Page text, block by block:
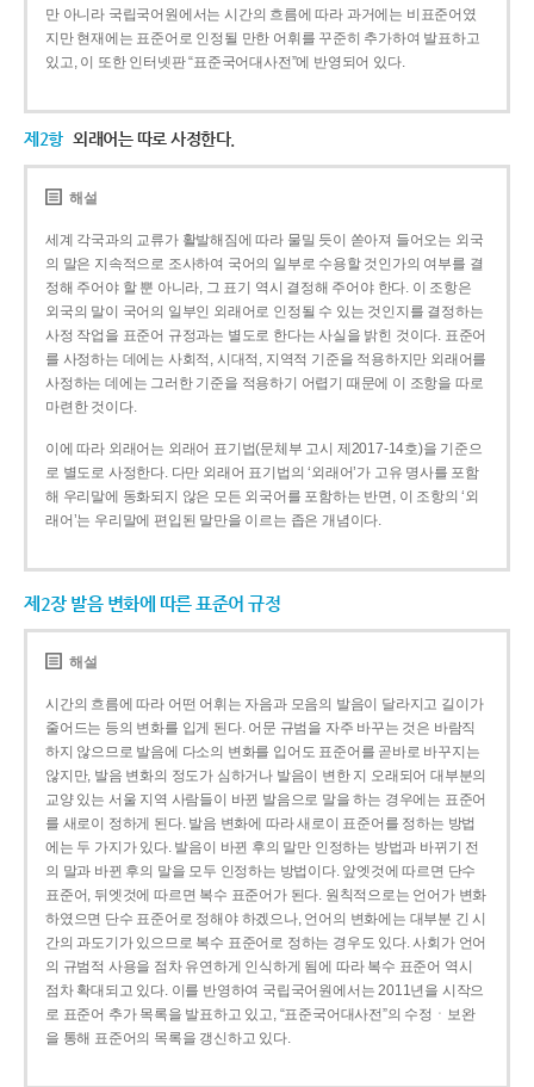
만 아니라 국립국어원에서는 시간의 흐름에 따라 과거에는 비표준어였
지만 현재에는 표준어로 인정될 만한 어휘를 꾸준히 추가하여 발표하고
있고, 이 또한 인터넷판 “표준국어대사전”에 반영되어 있다.
제2항 외래어는 따로 사정한다.
해설
세계 각국과의 교류가 활발해짐에 따라 물밀 듯이 쏟아져 들어오는 외국
의 말은 지속적으로 조사하여 국어의 일부로 수용할 것인가의 여부를 결
정해 주어야 할 뿐 아니라, 그 표기 역시 결정해 주어야 한다. 이 조항은
외국의 말이 국어의 일부인 외래어로 인정될 수 있는 것인지를 결정하는
사정 작업을 표준어 규정과는 별도로 한다는 사실을 밝힌 것이다. 표준어
를 사정하는 데에는 사회적, 시대적, 지역적 기준을 적용하지만 외래어를
사정하는 데에는 그러한 기준을 적용하기 어렵기 때문에 이 조항을 따로
마련한 것이다.
이에 따라 외래어는 외래어 표기법(문체부 고시 제2017-14호)을 기준으
로 별도로 사정한다. 다만 외래어 표기법의 ‘외래어’가 고유 명사를 포함
해 우리말에 동화되지 않은 모든 외국어를 포함하는 반면, 이 조항의 ‘외
래어’는 우리말에 편입된 말만을 이르는 좁은 개념이다.
제2장 발음 변화에 따른 표준어 규정
해설
시간의 흐름에 따라 어떤 어휘는 자음과 모음의 발음이 달라지고 길이가
줄어드는 등의 변화를 입게 된다. 어문 규범을 자주 바꾸는 것은 바람직
하지 않으므로 발음에 다소의 변화를 입어도 표준어를 곧바로 바꾸지는
않지만, 발음 변화의 정도가 심하거나 발음이 변한 지 오래되어 대부분의
교양 있는 서울 지역 사람들이 바뀐 발음으로 말을 하는 경우에는 표준어
를 새로이 정하게 된다. 발음 변화에 따라 새로이 표준어를 정하는 방법
에는 두 가지가 있다. 발음이 바뀐 후의 말만 인정하는 방법과 바뀌기 전
의 말과 바뀐 후의 말을 모두 인정하는 방법이다. 앞엣것에 따르면 단수
표준어, 뒤엣것에 따르면 복수 표준어가 된다. 원칙적으로는 언어가 변화
하였으면 단수 표준어로 정해야 하겠으나, 언어의 변화에는 대부분 긴 시
간의 과도기가 있으므로 복수 표준어로 정하는 경우도 있다. 사회가 언어
의 규범적 사용을 점차 유연하게 인식하게 됨에 따라 복수 표준어 역시
점차 확대되고 있다. 이를 반영하여 국립국어원에서는 2011년을 시작으
로 표준어 추가 목록을 발표하고 있고, “표준국어대사전”의 수정ㆍ보완
을 통해 표준어의 목록을 갱신하고 있다.